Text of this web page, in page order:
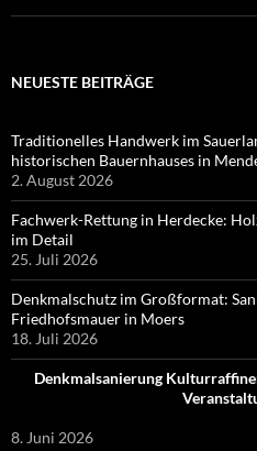
NEUESTE BEITRÄGE
Traditionelles Handwerk im
historischen Bauernhauses in
2. August 2026
Fachwerk-Rettung in Herdecke:
im Detail
25. Juli 2026
Denkmalschutz im Großformat:
Friedhofsmauer in Moers
18. Juli 2026
Denkmalsanierung
8. Juni 2026